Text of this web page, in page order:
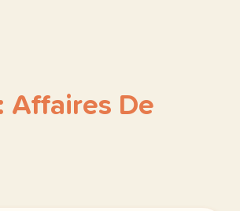
Affaires De